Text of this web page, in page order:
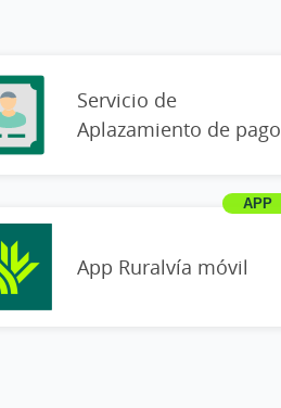
Servicio de
Aplazamiento de pago
App Ruralvía móvil